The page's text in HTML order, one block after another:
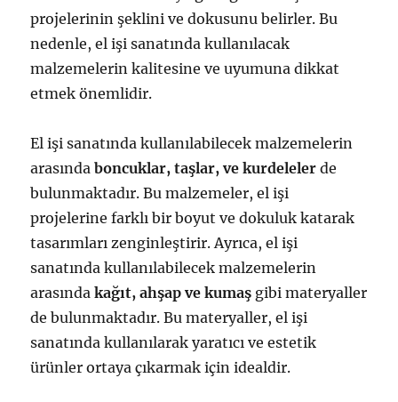
projelerinin şeklini ve dokusunu belirler. Bu
nedenle, el işi sanatında kullanılacak
malzemelerin kalitesine ve uyumuna dikkat
etmek önemlidir.
El işi sanatında kullanılabilecek malzemelerin
arasındaboncuklar, taşlar, ve kurdeleler de
bulunmaktadır. Bu malzemeler, el işi
projelerine farklı bir boyut ve dokuluk katarak
tasarımları zenginleştirir. Ayrıca, el işi
sanatında kullanılabilecek malzemelerin
arasındakağıt, ahşap ve kumaş gibi materyaller
de bulunmaktadır. Bu materyaller, el işi
sanatında kullanılarak yaratıcı ve estetik
ürünler ortaya çıkarmak için idealdir.